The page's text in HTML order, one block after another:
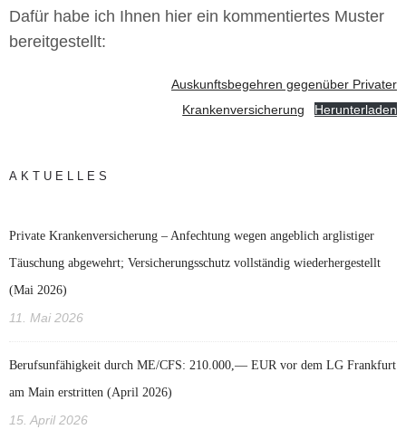
Dafür habe ich Ihnen hier ein kommentiertes Muster
bereitgestellt:
Auskunftsbegehren gegenüber Privater
Krankenversicherung
Herunterladen
AKTUELLES
Private Krankenversicherung – Anfechtung wegen angeblich arglistiger
Täuschung abgewehrt; Versicherungsschutz vollständig wiederhergestellt
(Mai 2026)
11. Mai 2026
Berufsunfähigkeit durch ME/CFS: 210.000,— EUR vor dem LG Frankfurt
am Main erstritten (April 2026)
15. April 2026